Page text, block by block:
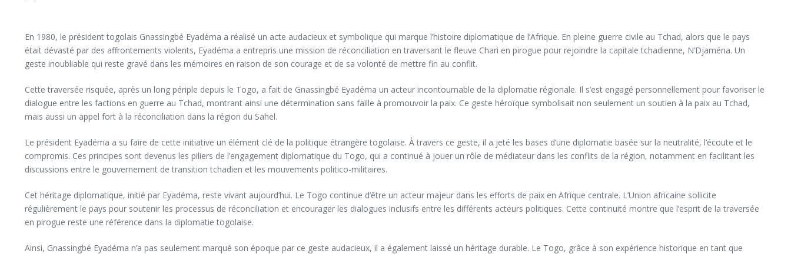
En 1980, le président togolais Gnassingbé Eyadéma a réalisé un acte audacieux et symbolique qui marque l’histoire diplomatique de l’Afrique. En pleine guerre civile au Tchad, alors que le pays
était dévasté par des affrontements violents, Eyadéma a entrepris une mission de réconciliation en traversant le fleuve Chari en pirogue pour rejoindre la capitale tchadienne, N’Djaména. Un
geste inoubliable qui reste gravé dans les mémoires en raison de son courage et de sa volonté de mettre fin au conflit.
Cette traversée risquée, après un long périple depuis le Togo, a fait de Gnassingbé Eyadéma un acteur incontournable de la diplomatie régionale. Il s’est engagé personnellement pour favoriser le
dialogue entre les factions en guerre au Tchad, montrant ainsi une détermination sans faille à promouvoir la paix. Ce geste héroïque symbolisait non seulement un soutien à la paix au Tchad,
mais aussi un appel fort à la réconciliation dans la région du Sahel.
Le président Eyadéma a su faire de cette initiative un élément clé de la politique étrangère togolaise. À travers ce geste, il a jeté les bases d’une diplomatie basée sur la neutralité, l’écoute et le
compromis. Ces principes sont devenus les piliers de l’engagement diplomatique du Togo, qui a continué à jouer un rôle de médiateur dans les conflits de la région, notamment en facilitant les
discussions entre le gouvernement de transition tchadien et les mouvements politico-militaires.
Cet héritage diplomatique, initié par Eyadéma, reste vivant aujourd’hui. Le Togo continue d’être un acteur majeur dans les efforts de paix en Afrique centrale. L’Union africaine sollicite
régulièrement le pays pour soutenir les processus de réconciliation et encourager les dialogues inclusifs entre les différents acteurs politiques. Cette continuité montre que l’esprit de la traversée
en pirogue reste une référence dans la diplomatie togolaise.
Ainsi, Gnassingbé Eyadéma n’a pas seulement marqué son époque par ce geste audacieux, il a également laissé un héritage durable. Le Togo, grâce à son expérience historique en tant que